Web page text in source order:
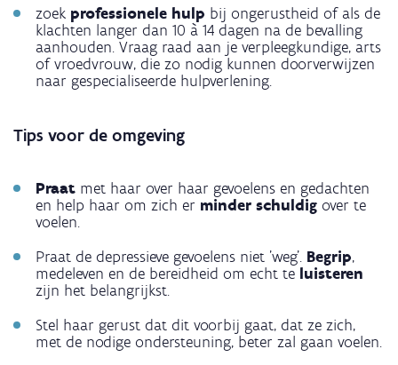
zoek professionele hulp bij ongerustheid of als de
klachten langer dan 10 à 14 dagen na de bevalling
aanhouden. Vraag raad aan je verpleegkundige, arts
of vroedvrouw, die zo nodig kunnen doorverwijzen
naar gespecialiseerde hulpverlening.
Tips voor de omgeving
Praat met haar over haar gevoelens en gedachten
en help haar om zich er minder schuldig over te
voelen.
Praat de depressieve gevoelens niet 'weg'. Begrip,
medeleven en de bereidheid om echt te luisteren
zijn het belangrijkst.
Stel haar gerust dat dit voorbij gaat, dat ze zich,
met de nodige ondersteuning, beter zal gaan voelen.